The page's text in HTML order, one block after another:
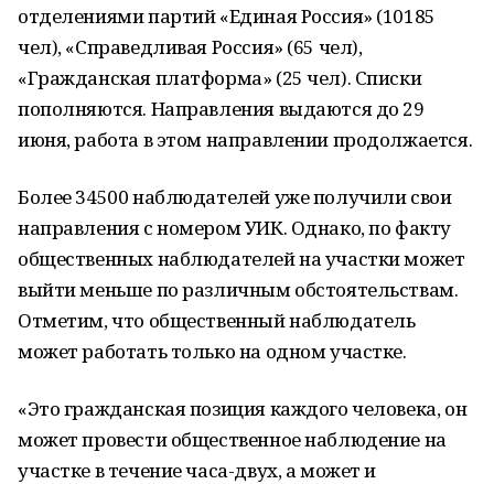
отделениями партий «Единая Россия» (10185
чел), «Справедливая Россия» (65 чел),
«Гражданская платформа» (25 чел). Списки
пополняются. Направления выдаются до 29
июня, работа в этом направлении продолжается.
Более 34500 наблюдателей уже получили свои
направления с номером УИК. Однако, по факту
общественных наблюдателей на участки может
выйти меньше по различным обстоятельствам.
Отметим, что общественный наблюдатель
может работать только на одном участке.
«Это гражданская позиция каждого человека, он
может провести общественное наблюдение на
участке в течение часа-двух, а может и